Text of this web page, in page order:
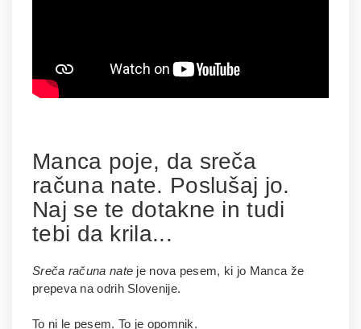
Manca poje, da sreča
računa nate. Poslušaj jo.
Naj se te dotakne in tudi
tebi da krila...
Sreča računa nate je nova pesem, ki jo Manca že
prepeva na odrih Slovenije.
To ni le pesem. To je opomnik.